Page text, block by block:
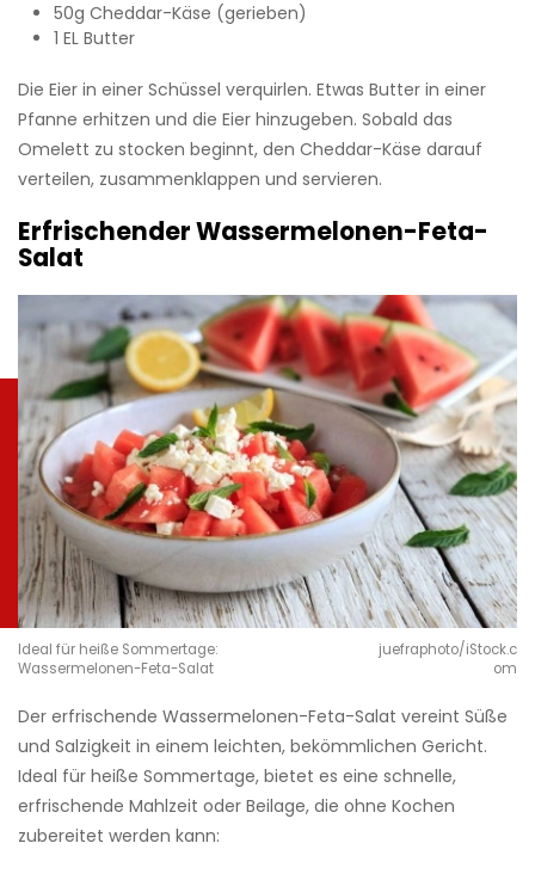
50g Cheddar-Käse (gerieben)
1 EL Butter
Die Eier in einer Schüssel verquirlen. Etwas Butter in einer
Pfanne erhitzen und die Eier hinzugeben. Sobald das
Omelett zu stocken beginnt, den Cheddar-Käse darauf
verteilen, zusammenklappen und servieren.
Erfrischender Wassermelonen-Feta-
Salat
Ideal für heiße Sommertage:
Wassermelonen-Feta-Salat
juefraphoto/iStock.c
om
Der erfrischende Wassermelonen-Feta-Salat vereint Süße
und Salzigkeit in einem leichten, bekömmlichen Gericht.
Ideal für heiße Sommertage, bietet es eine schnelle,
erfrischende Mahlzeit oder Beilage, die ohne Kochen
zubereitet werden kann: